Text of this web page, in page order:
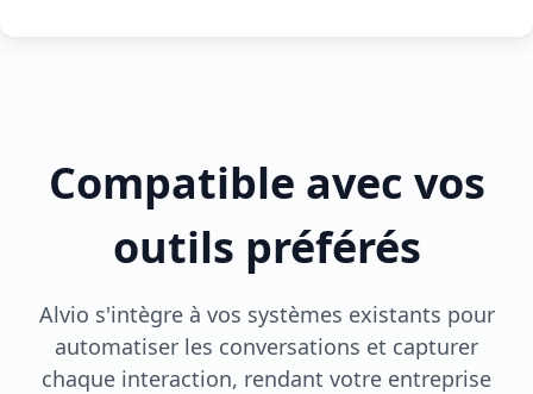
Compatible avec vos
outils préférés
Alvio s'intègre à vos systèmes existants pour
automatiser les conversations et capturer
chaque interaction, rendant votre entreprise